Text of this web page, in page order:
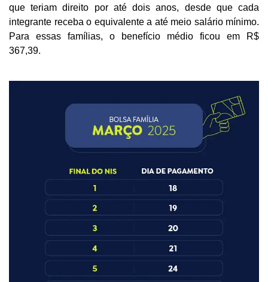
que teriam direito por até dois anos, desde que cada
integrante receba o equivalente a até meio salário mínimo.
Para essas famílias, o benefício médio ficou em R$
367,39.